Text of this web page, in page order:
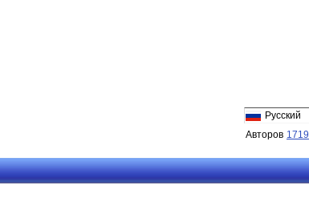
Русский
Авторов 1719